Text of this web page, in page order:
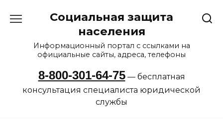
Социальная защита
населения
Информационный портал с ссылками на
официальные сайты, адреса, телефоны
8-800-301-64-75— бесплатная
консультация специалиста юридической
службы